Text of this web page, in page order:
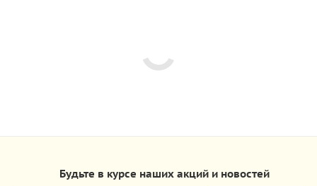
Будьте в курсе наших акций и новостей